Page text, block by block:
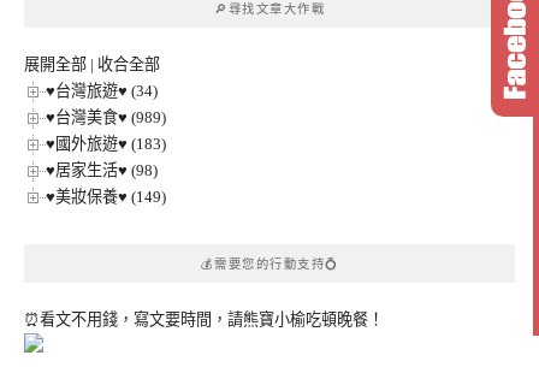
🔎尋找文章大作戰
展開全部 | 收合全部
♥台灣旅遊♥ (34)
♥台灣美食♥ (989)
♥國外旅遊♥ (183)
♥居家生活♥ (98)
♥美妝保養♥ (149)
💰需要您的行動支持💍
⏰看文不用錢，寫文要時間，請熊寶小榆吃頓晚餐！